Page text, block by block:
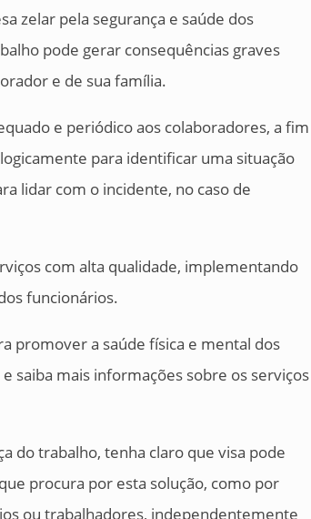
zelar pela segurança e saúde dos
pode gerar consequências graves
e de sua família.
e periódico aos colaboradores, a fim
para identificar uma situação
lidar com o incidente, no caso de
com alta qualidade, implementando
funcionários.
promover a saúde física e mental dos
saiba mais informações sobre os serviços
do trabalho, tenha claro que visa pode
procura por esta solução, como por
ou trabalhadores, independentemente